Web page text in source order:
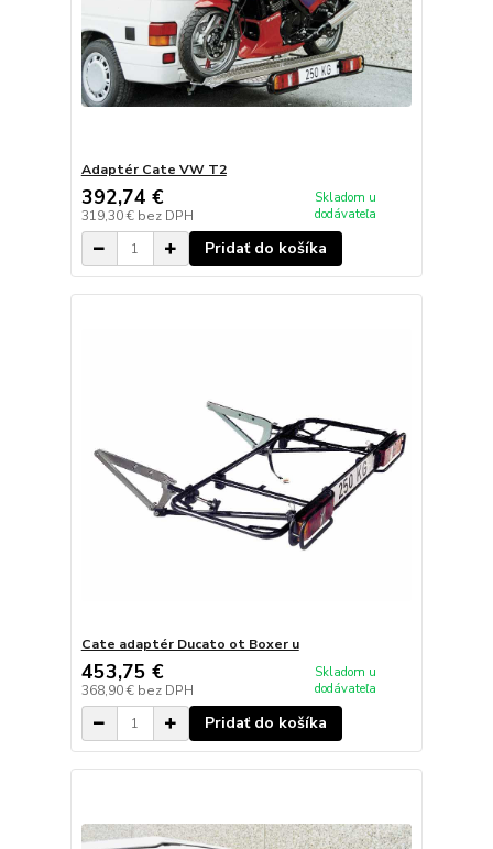
Adaptér Cate VW T2
392,74 €
319,30 € bez DPH
Skladom u
dodávateľa
Pridať do košíka
Cate adaptér Ducato ot Boxer u
453,75 €
368,90 € bez DPH
Skladom u
dodávateľa
Pridať do košíka